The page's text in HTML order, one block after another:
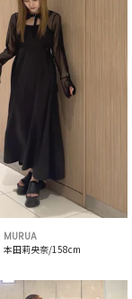
MURUA
本田莉央奈/158cm